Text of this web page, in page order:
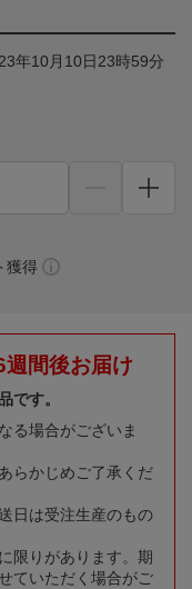
年10月10日23時59分
獲得
間後お届け
です。
る場合がございま
らかじめご了承くだ
日は受注生産のもの
限りがあります。期
ていただく場合がご